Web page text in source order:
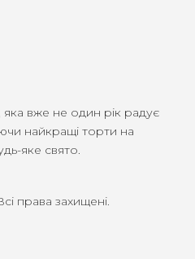
яка вже не один рік радує
найкращі торти на
яке свято.
права захищені.